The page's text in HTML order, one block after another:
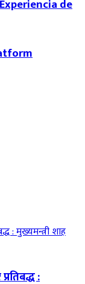
de
: